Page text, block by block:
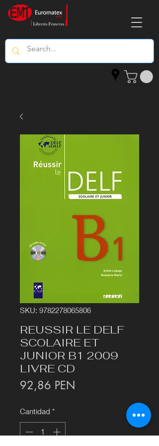
SKU: 9782278065806
REUSSIR LE DELF
SCOLAIRE ET
JUNIOR B1 2009
LIVRE CD
92,86 PEN
Cantidad *